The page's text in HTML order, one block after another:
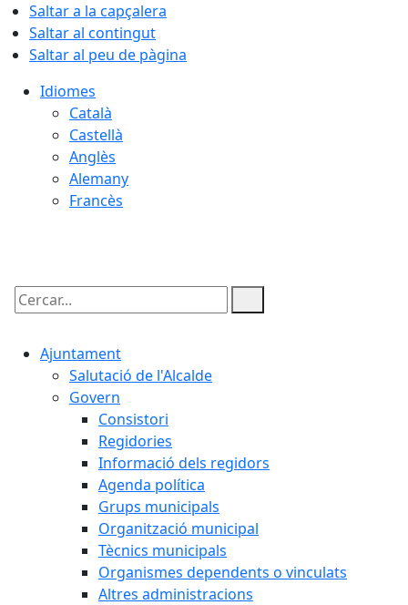
Saltar a la capçalera
Saltar al contingut
Saltar al peu de pàgina
Idiomes
Català
Castellà
Anglès
Alemany
Francès
Cercar:
Ajuntament
Salutació de l'Alcalde
Govern
Consistori
Regidories
Informació dels regidors
Agenda política
Grups municipals
Organització municipal
Tècnics municipals
Organismes dependents o vinculats
Altres administracions